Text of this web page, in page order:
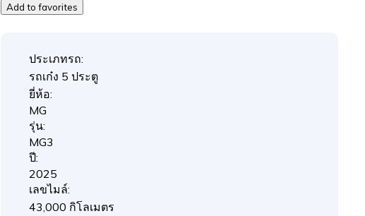
Add to favorites
ประเภทรถ:
รถเก๋ง 5 ประตู
ยี่ห้อ:
MG
รุ่น:
MG3
ปี:
2025
เลขไมล์:
43,000 กิโลเมตร